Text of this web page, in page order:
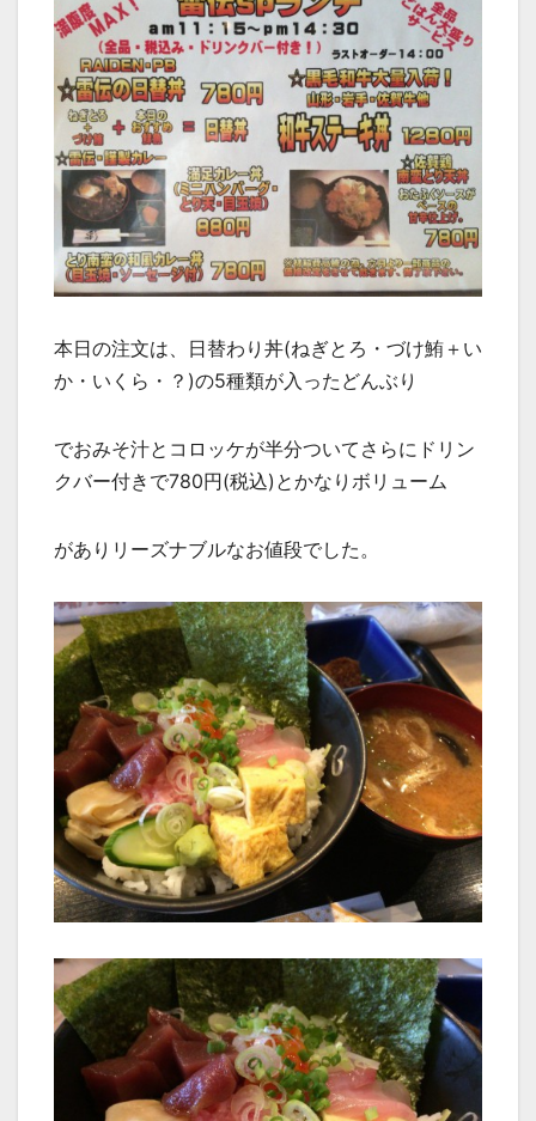
本日の注文は、日替わり丼(ねぎとろ・づけ鮪＋い
か・いくら・？)の5種類が入ったどんぶり
でおみそ汁とコロッケが半分ついてさらにドリン
クバー付きで780円(税込)とかなりボリューム
がありリーズナブルなお値段でした。